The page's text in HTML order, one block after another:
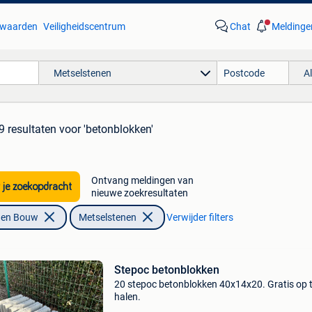
Veiligheidscentrum Chat
Metselstenen
resultaten voor 'betonblokken'
je zoekopdracht
Ontvang meldingen van
nieuwe zoekresultaten
Bouw Metselstenen Verwijder filters
Stepoc betonblokken
20 stepoc betonblokken 40x14x20. Gratis op
halen.